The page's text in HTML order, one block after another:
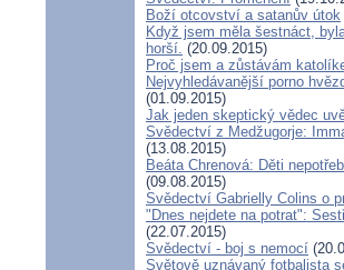
Boží otcovství a satanův útok
Když jsem měla šestnáct,
horší. (20.09.2015)
Proč jsem a zůstávám
Nejvyhledávanější porno
(01.09.2015)
Jak jeden skeptický vědec
Svědectví z Medžugorje:
(13.08.2015)
Beáta Chrenová: Děti
(09.08.2015)
Svědectví Gabrielly Colins o
"Dnes nejdete na potrat":
(22.07.2015)
Svědectví - boj s nemocí
Světově uznávaný fotbalista